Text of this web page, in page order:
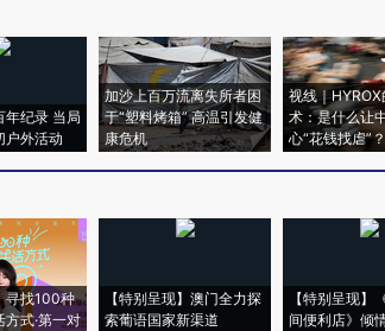
年纪录 当局
户外活动
加沙上百万流离失所者困
于“塑料烤箱” 高温引发健
康危机
视线｜
术：是什么让
心“花钱找虐”？
寻找100种
式·第一对
【特别呈现】澳门全力探
索葡语国家新渠道
【特别呈现】
间便利店》倾